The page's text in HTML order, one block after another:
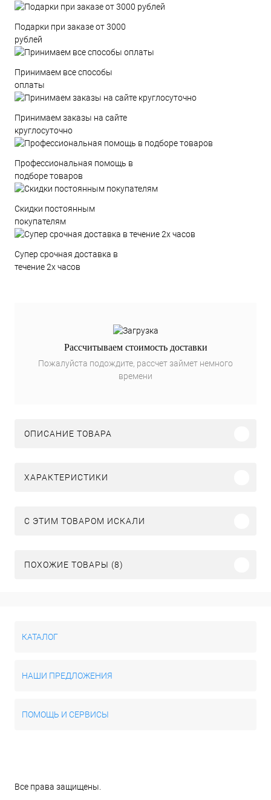
Подарки при заказе от 3000
рублей
Принимаем все способы
оплаты
Принимаем заказы на сайте
круглосуточно
Профессиональная помощь в
подборе товаров
Скидки постоянным
покупателям
Супер срочная доставка в
течение 2х часов
Рассчитываем стоимость доставки
Пожалуйста подождите, рассчет займет немного
времени
ОПИСАНИЕ ТОВАРА
ХАРАКТЕРИСТИКИ
C ЭТИМ ТОВАРОМ ИСКАЛИ
ПОХОЖИЕ ТОВАРЫ (8)
КАТАЛОГ
НАШИ ПРЕДЛОЖЕНИЯ
ПОМОЩЬ И СЕРВИСЫ
Все права защищены.